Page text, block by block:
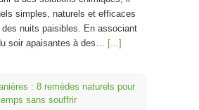
simples, naturels et efficaces
des nuits paisibles. En associant
soir apaisantes à des… [...]
: 8 remèdes naturels pour
sans souffrir